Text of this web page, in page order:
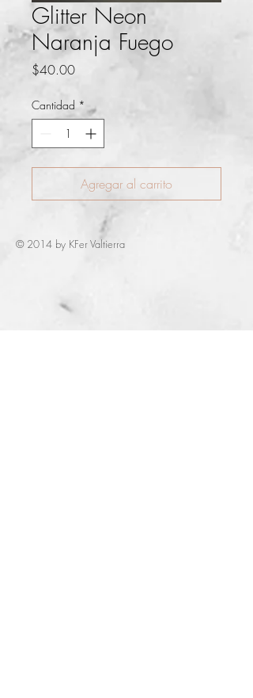
Glitter Neon
Naranja Fuego
$40.00Precio
Cantidad *
Agregar al carrito
© 2014 by KFer Valtierra